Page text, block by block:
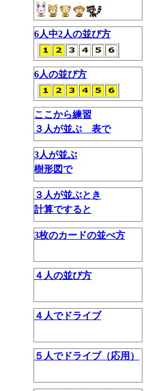
6人中2人の並び方
6人の並び方
ここから練習
３人が並ぶ 表で
3人が並ぶ
樹形図で
３人が並ぶとき
計算ですると
3枚のカードの並べ方
４人の並び方
４人でドライブ
５人でドライブ（応用）